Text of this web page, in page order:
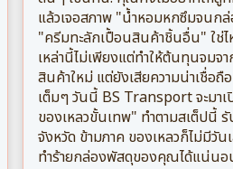
แล้วเจอสภาพ "น้ำหอมหกซึมจนก
"ครีมทะลักเปื้อนสินค้าชิ้นอื่น" ใช่
เหล่านี้ไม่เพียงแต่ทำให้ต้นทุนจมจ
สินค้าใหม่ แต่ยังเสียความน่าเชื่อถื
เต็มๆ วันนี้ BS Transport จะมา
ของเหลวขั้นเทพ" ทำตามสเต็ปนี้ รั
จังหวัด ข้ามภาค ของเหลวก็ไม่มีวั
ทำร้ายกล่องพัสดุของคุณได้แน่นอ